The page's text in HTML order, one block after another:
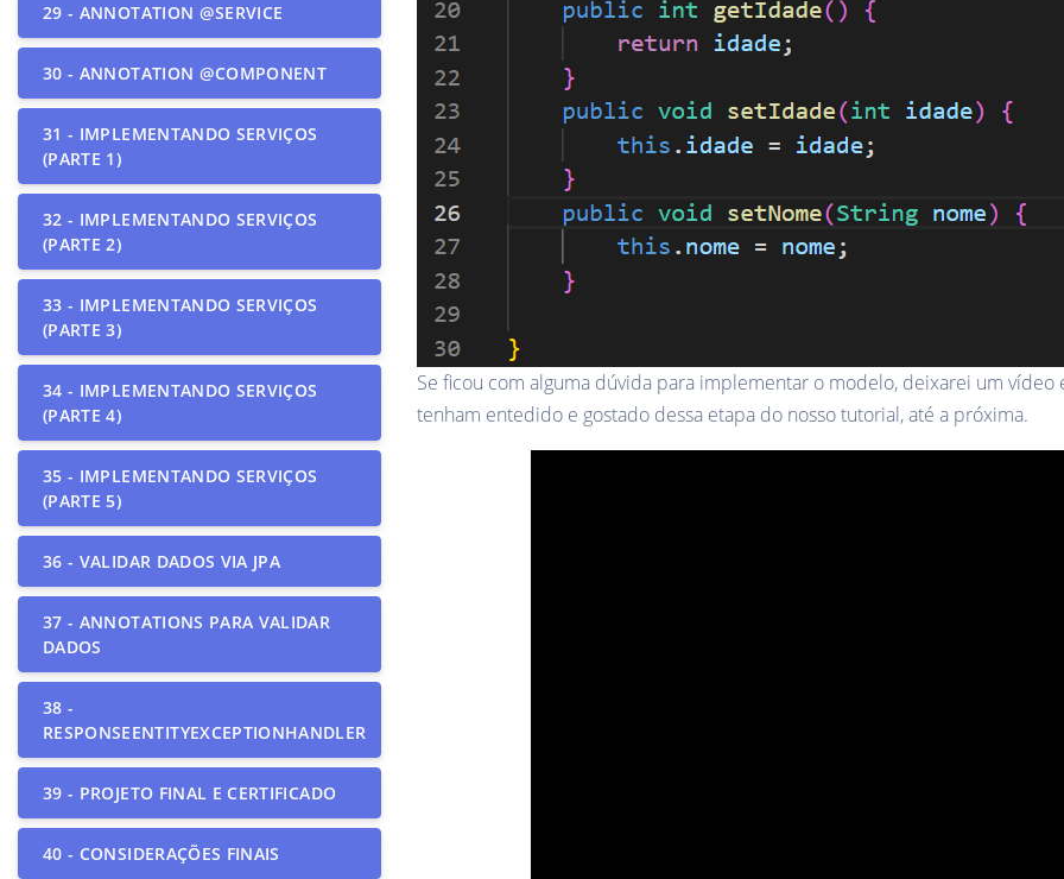
29 - ANNOTATION @SERVICE
30 - ANNOTATION @COMPONENT
31 - IMPLEMENTANDO SERVIÇOS
(PARTE 1)
32 - IMPLEMENTANDO SERVIÇOS
(PARTE 2)
33 - IMPLEMENTANDO SERVIÇOS
(PARTE 3)
34 - IMPLEMENTANDO SERVIÇOS
(PARTE 4)
35 - IMPLEMENTANDO SERVIÇOS
(PARTE 5)
36 - VALIDAR DADOS VIA JPA
37 - ANNOTATIONS PARA VALIDAR
DADOS
38 -
RESPONSEENTITYEXCEPTIONHANDLER
39 - PROJETO FINAL E CERTIFICADO
40 - CONSIDERAÇÕES FINAIS
Se ficou com alguma dúvida para implementar o modelo, deixarei um
tenham entedido e gostado dessa etapa do nosso tutorial, até a próxima.